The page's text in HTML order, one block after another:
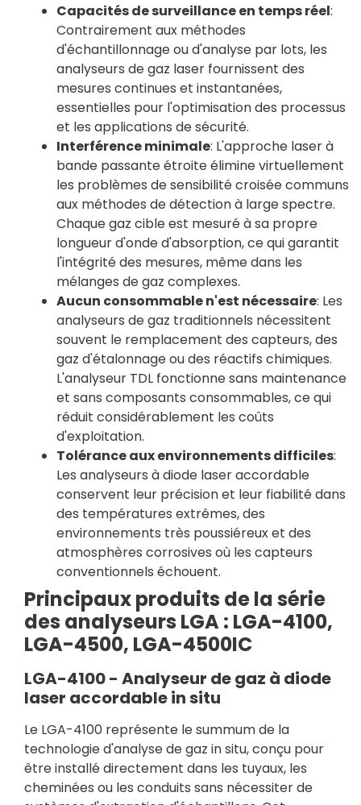
Capacités de surveillance en temps réel:
Contrairement aux méthodes
d'échantillonnage ou d'analyse par lots, les
analyseurs de gaz laser fournissent des
mesures continues et instantanées,
essentielles pour l'optimisation des processus
et les applications de sécurité.
Interférence minimale: L'approche laser à
bande passante étroite élimine virtuellement
les problèmes de sensibilité croisée communs
aux méthodes de détection à large spectre.
Chaque gaz cible est mesuré à sa propre
longueur d'onde d'absorption, ce qui garantit
l'intégrité des mesures, même dans les
mélanges de gaz complexes.
Aucun consommable n'est nécessaire: Les
analyseurs de gaz traditionnels nécessitent
souvent le remplacement des capteurs, des
gaz d'étalonnage ou des réactifs chimiques.
L'analyseur TDL fonctionne sans maintenance
et sans composants consommables, ce qui
réduit considérablement les coûts
d'exploitation.
Tolérance aux environnements difficiles:
Les analyseurs à diode laser accordable
conservent leur précision et leur fiabilité dans
des températures extrêmes, des
environnements très poussiéreux et des
atmosphères corrosives où les capteurs
conventionnels échouent.
Principaux produits de la série
des analyseurs LGA : LGA-4100,
LGA-4500, LGA-4500IC
LGA-4100 - Analyseur de gaz à diode
laser accordable in situ
Le LGA-4100 représente le summum de la
technologie d'analyse de gaz in situ, conçu pour
être installé directement dans les tuyaux, les
cheminées ou les conduits sans nécessiter de